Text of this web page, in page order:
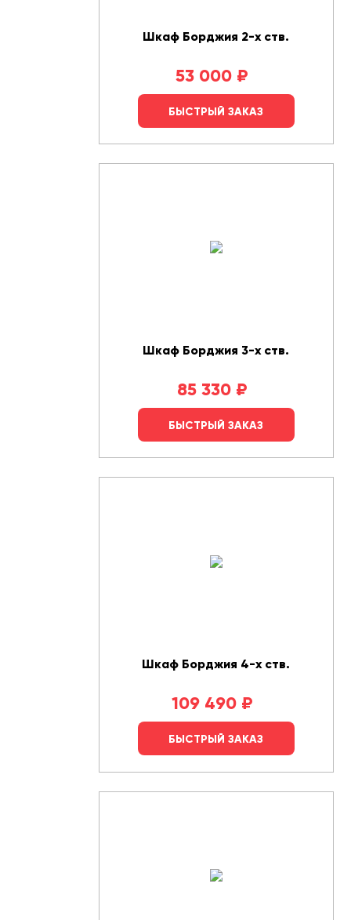
Шкаф Борджия 2-х ств.
53 000 ₽
БЫСТРЫЙ ЗАКАЗ
Шкаф Борджия 3-х ств.
85 330 ₽
БЫСТРЫЙ ЗАКАЗ
Шкаф Борджия 4-х ств.
109 490 ₽
БЫСТРЫЙ ЗАКАЗ